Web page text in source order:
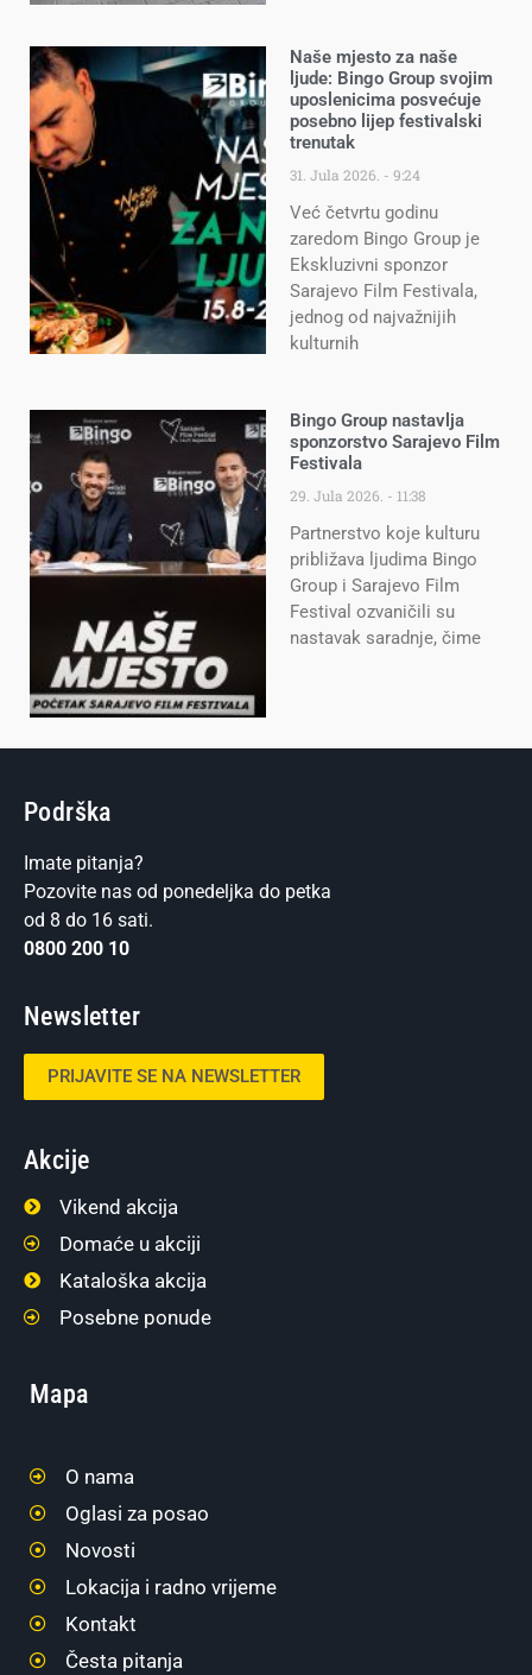
Naše mjesto za naše
ljude: Bingo Group svojim
uposlenicima posvećuje
posebno lijep festivalski
trenutak
31. Jula 2026. 9:24
Već četvrtu godinu
zaredom Bingo Group je
Ekskluzivni sponzor
Sarajevo Film Festivala,
jednog od najvažnijih
kulturnih
Bingo Group nastavlja
sponzorstvo Sarajevo Film
Festivala
29. Jula 2026. 11:38
Partnerstvo koje kulturu
približava ljudima Bingo
Group i Sarajevo Film
Festival ozvaničili su
nastavak saradnje, čime
Podrška
Imate pitanja?
Pozovite nas od ponedeljka do petka
od 8 do 16 sati.
0800 200 10
Newsletter
PRIJAVITE SE NA NEWSLETTER
Akcije
Vikend akcija
Domaće u akciji
Kataloška akcija
Posebne ponude
Mapa
O nama
Oglasi za posao
Novosti
Lokacija i radno vrijeme
Kontakt
Česta pitanja